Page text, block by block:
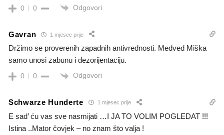
0 0 Odgovori
Gavran 1 mjesec prije
Držimo se proverenih zapadnih antivrednosti. Medved Miška
samo unosi zabunu i dezorijentaciju.
0 0 Odgovori
Schwarze Hunderte 1 mjesec prije
E sad’ ću vas sve nasmijati …I JA TO VOLIM POGLEDAT !!!
Istina ..Mator čovjek – no znam što valja !